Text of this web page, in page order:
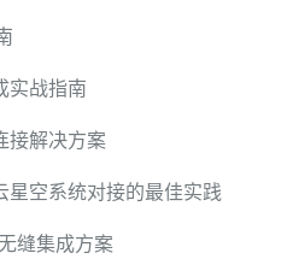
实战指南
接解决方案
星空系统对接的最佳实践
缝集成方案